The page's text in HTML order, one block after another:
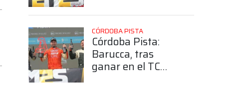
“Antes de fin de
año teníamos que
ganar y se nos dio”
CÓRDOBA PISTA
Córdoba Pista:
Barucca, tras
ganar en el TC